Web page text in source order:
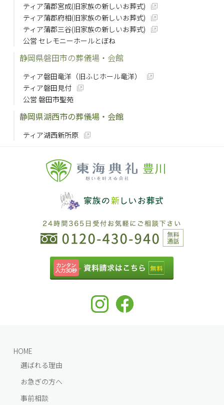
ティア蒲郡宮成(旧家族の新しいお葬式)
ティア蒲郡府相(旧家族の新しいお葬式)
ティア蒲郡三谷(旧家族の新しいお葬式)
公営 セレモニーホールとぼね
静岡県磐田市の葬儀場・会館
ティア磐田竜洋（旧ふじホール竜洋）
ティア磐田見付
公営 磐田市聖苑
静岡県湖西市の葬儀場・会館
ティア湖西新所原
豊川
HOME
選ばれる理由
お急ぎの方へ
事前相談